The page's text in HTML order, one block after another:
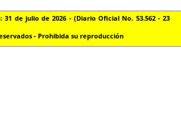
31 de julio de 2026 - (Diario Oficial No. 53.562 - 23
- Prohibida su reproducción